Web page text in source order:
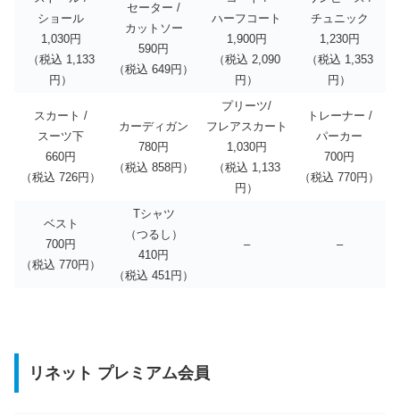
ショール
1,030円
（税込 1,133
円）
セーター /
カットソー
590円
（税込 649円）
ハーフコート
1,900円
（税込 2,090
円）
チュニック
1,230円
（税込 1,353
円）
スカート /
スーツ下
660円
（税込 726円）
カーディガン
780円
（税込 858円）
プリーツ/
フレアスカート
1,030円
（税込 1,133
円）
トレーナー /
パーカー
700円
（税込 770円）
ベスト
700円
（税込 770円）
Tシャツ
（つるし）
410円
（税込 451円）
– –
リネット プレミアム会員